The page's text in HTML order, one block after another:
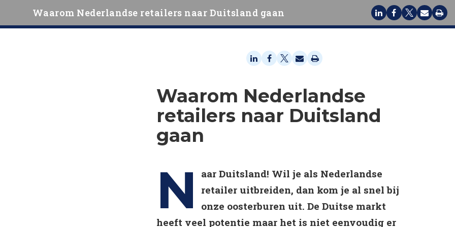
Waarom Nederlandse retailers naar Duitsland gaan
Waarom Nederlandse
retailers naar Duitsland
gaan
N
aar Duitsland! Wil je als Nederlandse
retailer uitbreiden, dan kom je al snel bij
onze oosterburen uit. De Duitse markt
heeft veel potentie maar het is niet eenvoudig er